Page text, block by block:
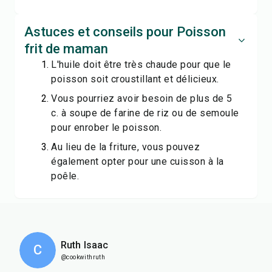
Astuces et conseils pour Poisson
frit de maman
L'huile doit être très chaude pour que le
poisson soit croustillant et délicieux.
Vous pourriez avoir besoin de plus de 5
c. à soupe de farine de riz ou de semoule
pour enrober le poisson.
Au lieu de la friture, vous pouvez
également opter pour une cuisson à la
poêle.
C Ruth Isaac
@cookwithruth